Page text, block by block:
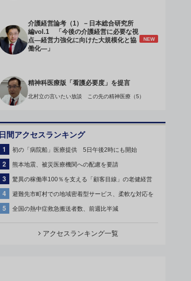
介護経営論考（1）－日本総合研究所
編vol.1 「今後の介護経営に必要な視
点―経営力強化に向けた大規模化と協
働化―」
NEW
精神科医療版「看護必要度」を提言
北村立の言いたい放談 この先の精神医療（5）
日間アクセスランキング
1 初の「病院船」医療提供 5日午後2時にも開始
2 熊本地震、被災医療機関への配慮を要請
3 驚異の稼働率100％を支える「顧客目線」の老健経営
4 避難先市町村での地域密着型サービス、柔軟な対応を
5 全国の熱中症救急搬送者数、前週比半減
アクセスランキング一覧